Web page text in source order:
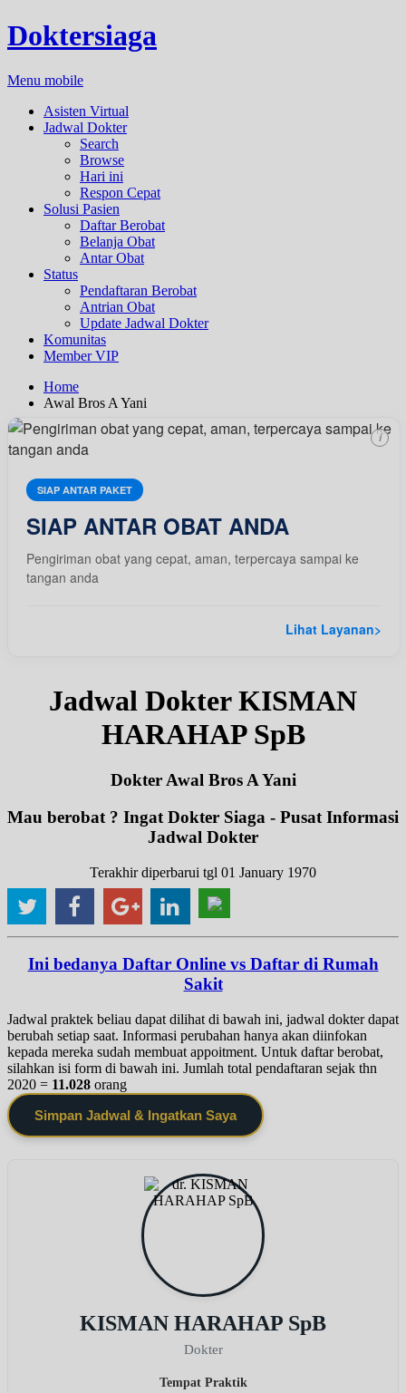
Doktersiaga
Menu mobile
Asisten Virtual
Jadwal Dokter
Search
Browse
Hari ini
Respon Cepat
Solusi Pasien
Daftar Berobat
Belanja Obat
Antar Obat
Status
Pendaftaran Berobat
Antrian Obat
Update Jadwal Dokter
Komunitas
Member VIP
Home
Awal Bros A Yani
SIAP ANTAR PAKET
SIAP ANTAR OBAT ANDA
Pengiriman obat yang cepat, aman, terpercaya sampai ke
tangan anda
Lihat Layanan>
i
Jadwal Dokter KISMAN
HARAHAP SpB
Dokter Awal Bros A Yani
Mau berobat ? Ingat Dokter Siaga - Pusat Informasi
Jadwal Dokter
Terakhir diperbarui tgl 01 January 1970
Ini bedanya Daftar Online vs Daftar di Rumah
Sakit
Jadwal praktek beliau dapat dilihat di bawah ini, jadwal dokter dapat
berubah setiap saat. Informasi perubahan hanya akan diinfokan
kepada mereka sudah membuat appoitment. Untuk daftar berobat,
silahkan isi form di bawah ini. Jumlah total pendaftaran sejak thn
2020 = 11.028 orang
Simpan Jadwal & Ingatkan Saya
KISMAN HARAHAP SpB
Dokter
Tempat Praktik